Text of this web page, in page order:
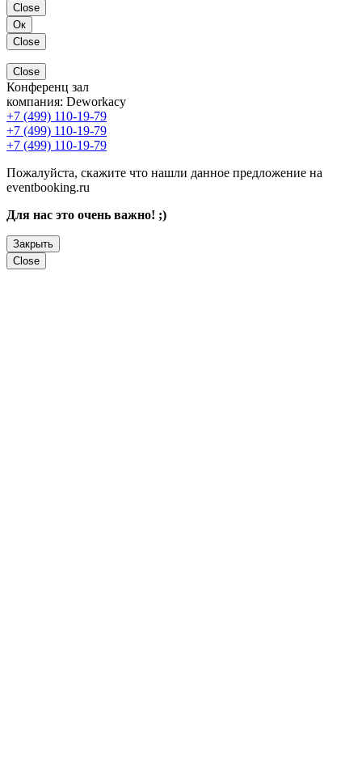
Close
Ок
Close
Close
Конференц зал
компания: Deworkacy
+7 (499) 110-19-79
+7 (499) 110-19-79
+7 (499) 110-19-79
Пожалуйста, скажите что нашли данное предложение на
eventbooking.ru
Для нас это очень важно! ;)
Закрыть
Close